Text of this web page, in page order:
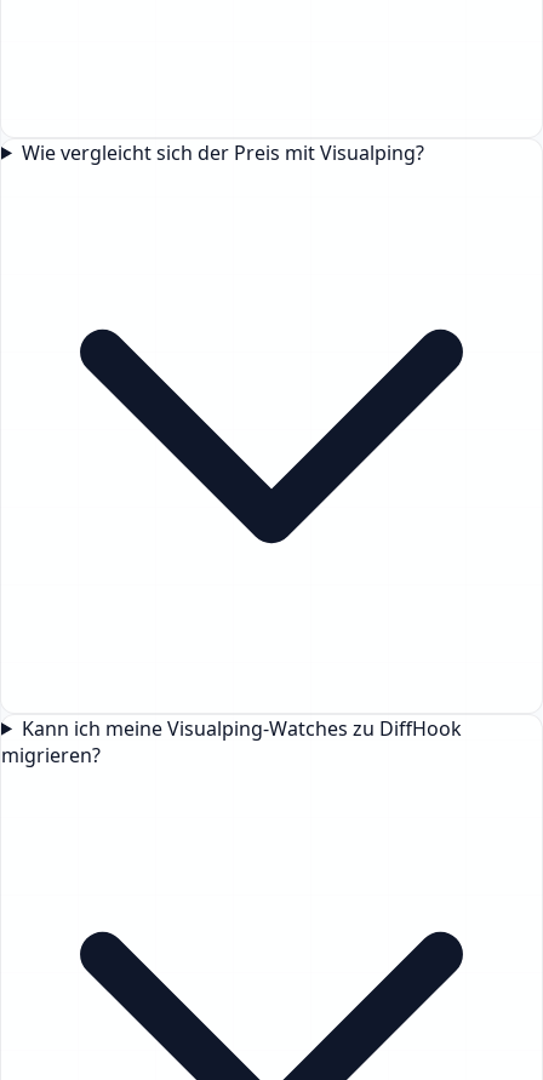
Wie vergleicht sich der Preis mit Visualping?
Kann ich meine Visualping-Watches zu DiffHook
migrieren?